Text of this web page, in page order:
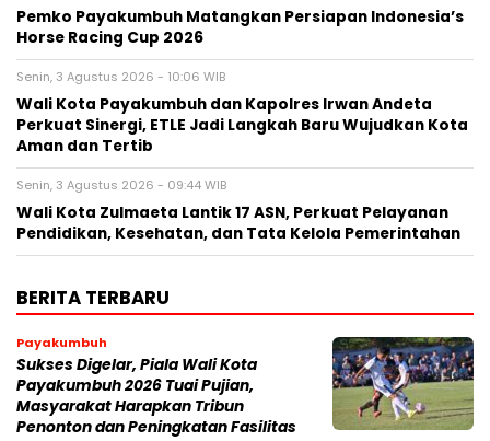
Pemko Payakumbuh Matangkan Persiapan Indonesia’s
Horse Racing Cup 2026
Senin, 3 Agustus 2026 - 10:06 WIB
Wali Kota Payakumbuh dan Kapolres Irwan Andeta
Perkuat Sinergi, ETLE Jadi Langkah Baru Wujudkan Kota
Aman dan Tertib
Senin, 3 Agustus 2026 - 09:44 WIB
Wali Kota Zulmaeta Lantik 17 ASN, Perkuat Pelayanan
Pendidikan, Kesehatan, dan Tata Kelola Pemerintahan
BERITA TERBARU
Payakumbuh
Sukses Digelar, Piala Wali Kota
Payakumbuh 2026 Tuai Pujian,
Masyarakat Harapkan Tribun
Penonton dan Peningkatan Fasilitas